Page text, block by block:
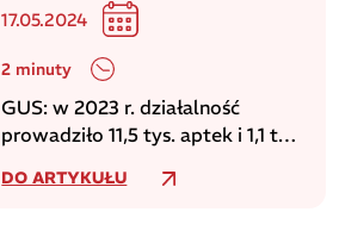
17.05.2024
2 minuty
GUS: w 2023 r. działalność
prowadziło 11,5 tys. aptek i 1,1 tys.
DO ARTYKUŁU